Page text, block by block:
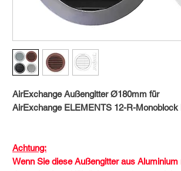
AirExchange Außengitter Ø180mm für
AirExchange ELEMENTS 12-R-Monoblock
Achtung:
Wenn Sie diese Außengitter aus